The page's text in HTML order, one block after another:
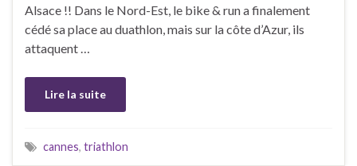
Alsace !! Dans le Nord-Est, le bike & run a finalement
cédé sa place au duathlon, mais sur la côte d’Azur, ils
attaquent …
Lire la suite
cannes, triathlon